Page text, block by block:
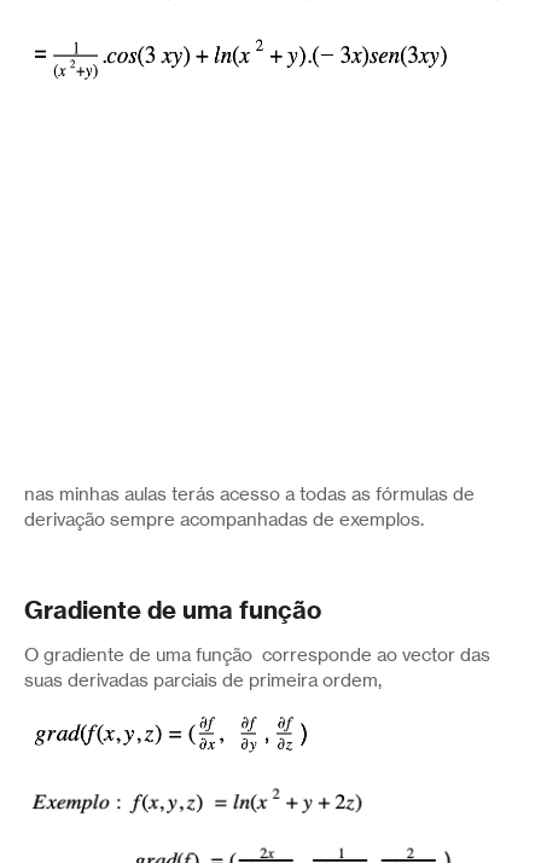
nas minhas aulas terás acesso a todas as fórmulas de
derivação sempre acompanhadas de exemplos.
Gradiente de uma função
O gradiente de uma função corresponde ao vector das
suas derivadas parciais de primeira ordem,